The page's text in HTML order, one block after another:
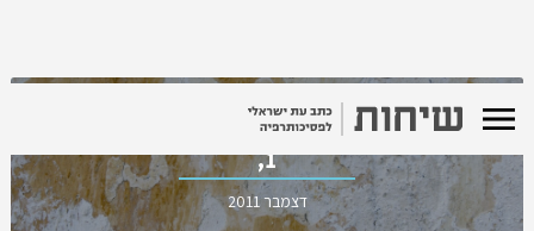
כרך כ"ו, חוברת
1,
דצמבר 2011